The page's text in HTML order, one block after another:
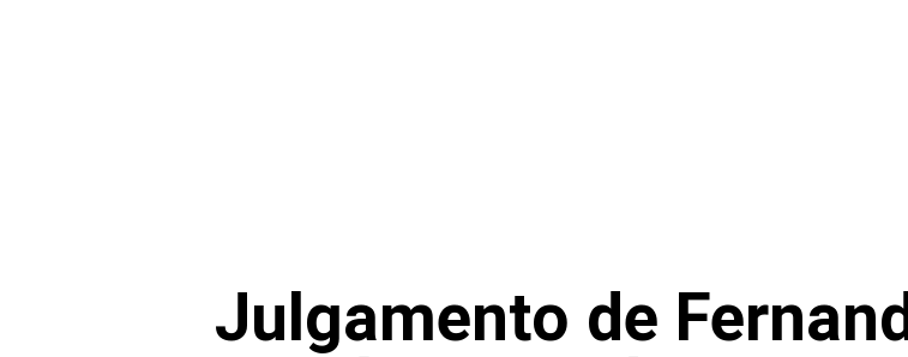
Julgamento de